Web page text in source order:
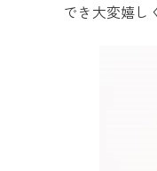
でき大変嬉し